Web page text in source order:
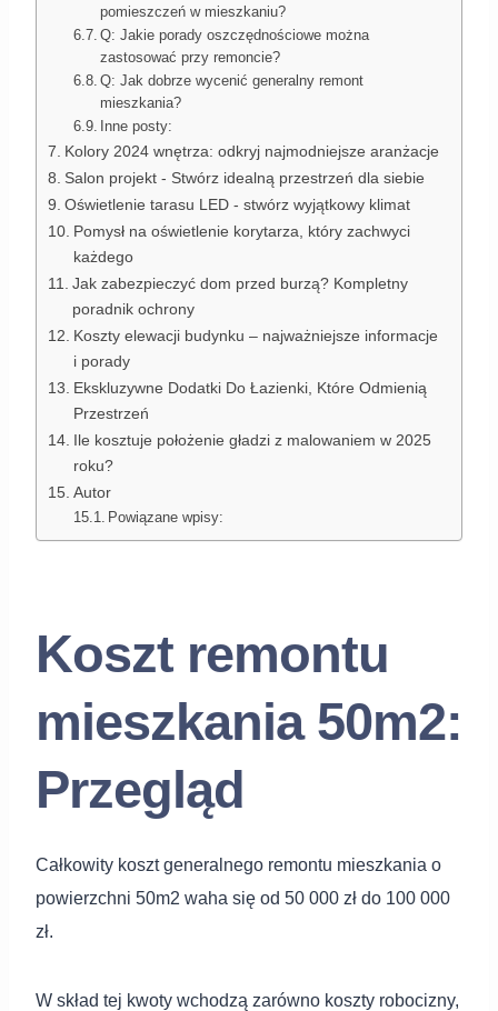
pomieszczeń w mieszkaniu?
Q: Jakie porady oszczędnościowe można
zastosować przy remoncie?
Q: Jak dobrze wycenić generalny remont
mieszkania?
Inne posty:
Kolory 2024 wnętrza: odkryj najmodniejsze aranżacje
Salon projekt - Stwórz idealną przestrzeń dla siebie
Oświetlenie tarasu LED - stwórz wyjątkowy klimat
Pomysł na oświetlenie korytarza, który zachwyci
każdego
Jak zabezpieczyć dom przed burzą? Kompletny
poradnik ochrony
Koszty elewacji budynku – najważniejsze informacje
i porady
Ekskluzywne Dodatki Do Łazienki, Które Odmienią
Przestrzeń
Ile kosztuje położenie gładzi z malowaniem w 2025
roku?
Autor
Powiązane wpisy:
Koszt remontu
mieszkania 50m2:
Przegląd
Całkowity koszt generalnego remontu mieszkania o
powierzchni 50m2 waha się od 50 000 zł do 100 000
zł.
W skład tej kwoty wchodzą zarówno koszty robocizny,